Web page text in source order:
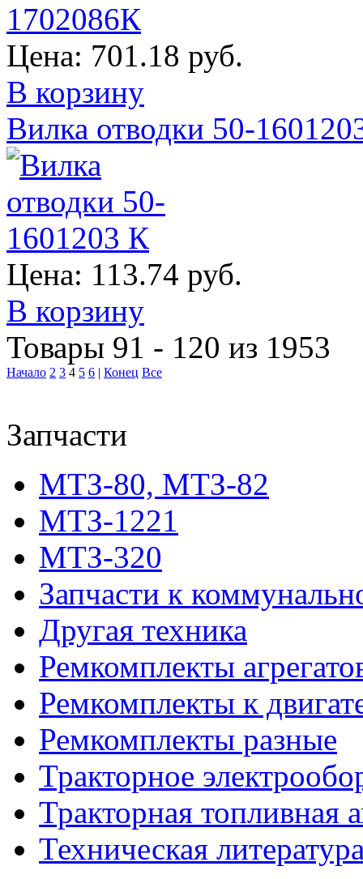
Цена: 701.18 руб.
В корзину
Вилка отводки 50-
Цена: 113.74 руб.
В корзину
Товары 91 - 120 из 1953
Начало 2 3 4 5 6 | Конец Все
Запчасти
МТЗ-80, МТЗ-82
МТЗ-1221
МТЗ-320
Запчасти к
Другая техника
Ремкомплекты
Ремкомплекты к
Ремкомплекты разные
Тракторное
Тракторная топливная
Техническая